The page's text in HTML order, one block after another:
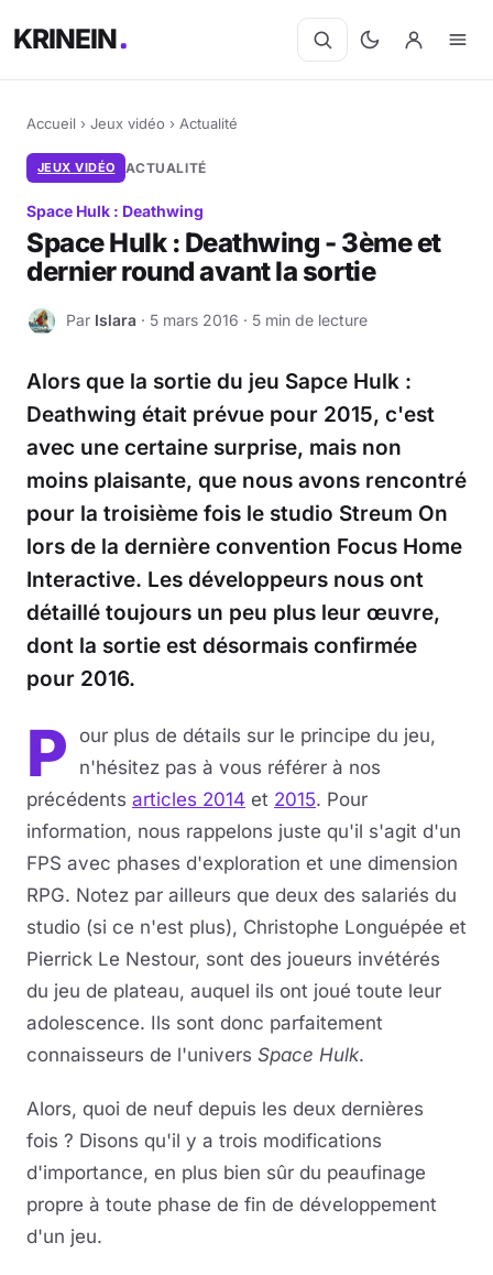
KRINEIN
Accueil › Jeux vidéo › Actualité
JEUX VIDÉO ACTUALITÉ
Space Hulk : Deathwing
Space Hulk : Deathwing - 3ème et
dernier round avant la sortie
I Par Islara · 5 mars 2016 · 5 min de lecture
Alors que la sortie du jeu Sapce Hulk :
Deathwing était prévue pour 2015, c'est
avec une certaine surprise, mais non
moins plaisante, que nous avons rencontré
pour la troisième fois le studio Streum On
lors de la dernière convention Focus Home
Interactive. Les développeurs nous ont
détaillé toujours un peu plus leur œuvre,
dont la sortie est désormais confirmée
pour 2016.
P
our plus de détails sur le principe du jeu,
n'hésitez pas à vous référer à nos
précédents articles 2014 et 2015. Pour
information, nous rappelons juste qu'il s'agit d'un
FPS avec phases d'exploration et une dimension
RPG. Notez par ailleurs que deux des salariés du
studio (si ce n'est plus), Christophe Longuépée et
Pierrick Le Nestour, sont des joueurs invétérés
du jeu de plateau, auquel ils ont joué toute leur
adolescence. Ils sont donc parfaitement
connaisseurs de l'univers Space Hulk.
Alors, quoi de neuf depuis les deux dernières
fois ? Disons qu'il y a trois modifications
d'importance, en plus bien sûr du peaufinage
propre à toute phase de fin de développement
d'un jeu.